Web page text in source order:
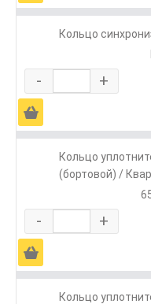
Кольцо
- +
Ä
Кольцо
(бортовой) /
- +
Ä
Кольцо